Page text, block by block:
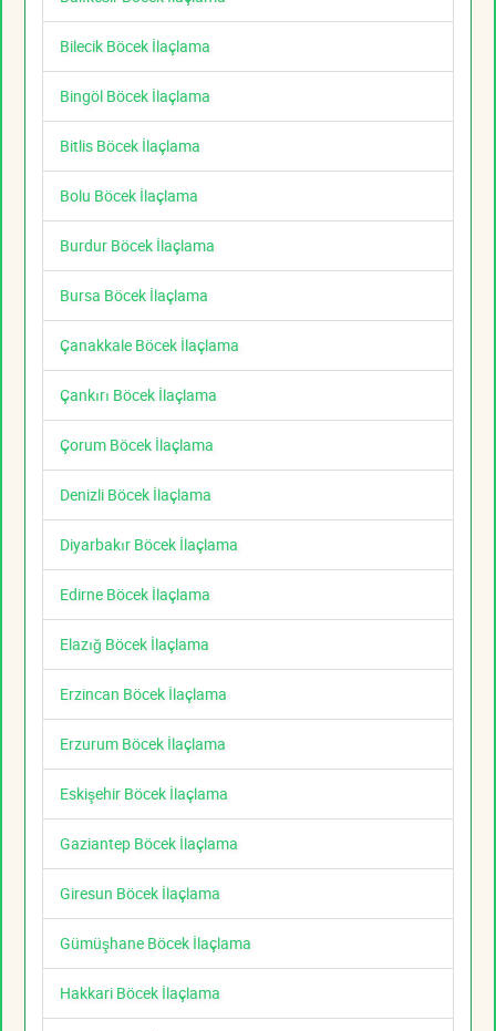
Bilecik Böcek İlaçlama
Bingöl Böcek İlaçlama
Bitlis Böcek İlaçlama
Bolu Böcek İlaçlama
Burdur Böcek İlaçlama
Bursa Böcek İlaçlama
Çanakkale Böcek İlaçlama
Çankırı Böcek İlaçlama
Çorum Böcek İlaçlama
Denizli Böcek İlaçlama
Diyarbakır Böcek İlaçlama
Edirne Böcek İlaçlama
Elazığ Böcek İlaçlama
Erzincan Böcek İlaçlama
Erzurum Böcek İlaçlama
Eskişehir Böcek İlaçlama
Gaziantep Böcek İlaçlama
Giresun Böcek İlaçlama
Gümüşhane Böcek İlaçlama
Hakkari Böcek İlaçlama